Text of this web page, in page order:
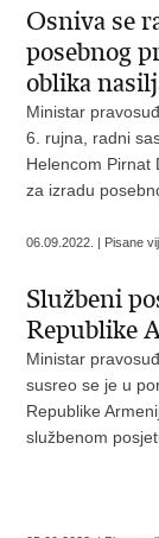
Osniva se
posebnog
oblika
Ministar
6. rujna, radni
Helencom Pirnat
za izradu
06.09.2022. | Pisane
Službeni
Republike
Ministar
susreo se je u
Republike
službenom